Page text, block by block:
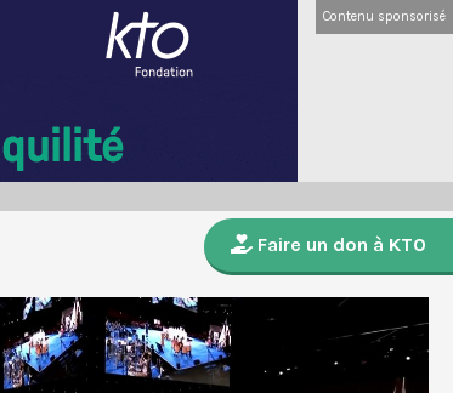
Contenu sponsorisé
Faire un don à KTO